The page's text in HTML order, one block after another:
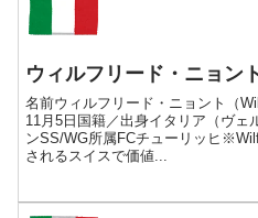
ウィルフリード・ニョン
名前ウィルフリード・ニョント（
11月5日国籍／出身イタリア（ヴェ
ンSS/WG所属FCチューリッヒ
されるスイスで価値...